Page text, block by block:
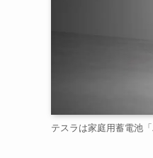
テスラは家庭用蓄電池